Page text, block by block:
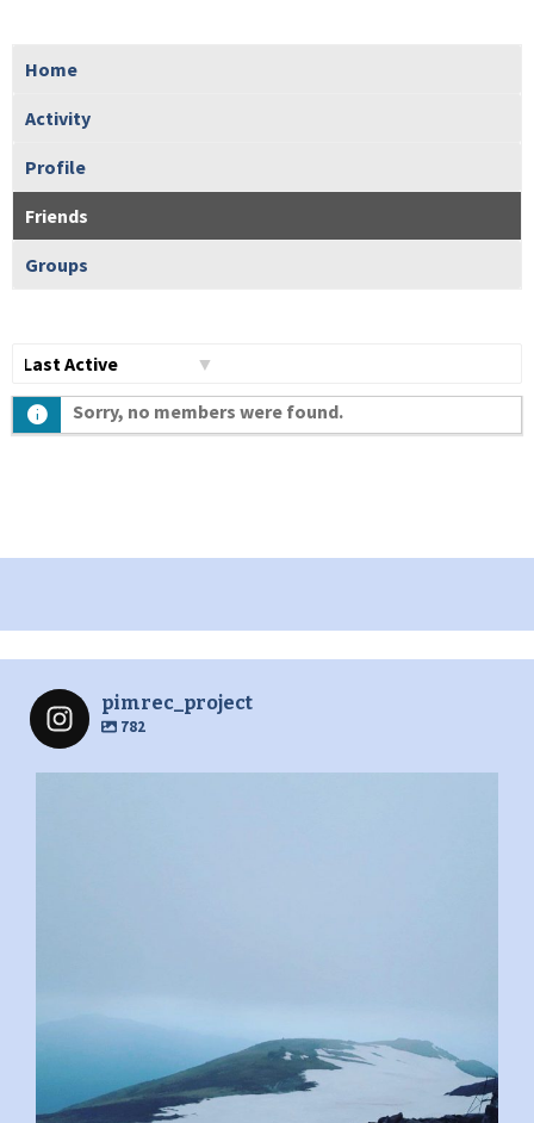
Home
Activity
Profile
Friends
Groups
Sorry, no members were found.
pimrec_project
782